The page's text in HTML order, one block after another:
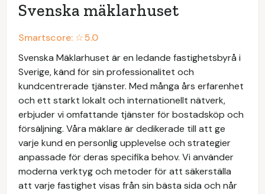
Svenska mäklarhuset
Smartscore: ☆5.0
Svenska Mäklarhuset är en ledande fastighetsbyrå i
Sverige, känd för sin professionalitet och
kundcentrerade tjänster. Med många års erfarenhet
och ett starkt lokalt och internationellt nätverk,
erbjuder vi omfattande tjänster för bostadsköp och
försäljning. Våra mäklare är dedikerade till att ge
varje kund en personlig upplevelse och strategier
anpassade för deras specifika behov. Vi använder
moderna verktyg och metoder för att säkerställa
att varje fastighet visas från sin bästa sida och når